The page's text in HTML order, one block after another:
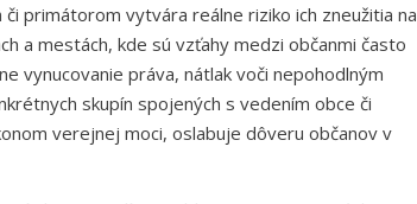
primátorom vytvára reálne riziko ich zneužitia na
a mestách, kde sú vzťahy medzi občanmi často
vynucovanie práva, nátlak voči nepohodlným
skupín spojených s vedením obce či
verejnej moci, oslabuje dôveru občanov v